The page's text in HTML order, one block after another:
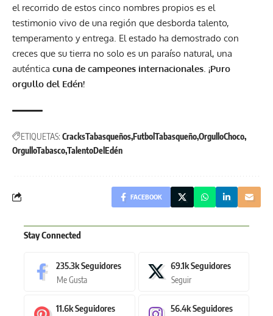
el recorrido de estos cinco nombres propios es el
testimonio vivo de una región que desborda talento,
temperamento y entrega. El estado ha demostrado con
creces que su tierra no solo es un paraíso natural, una
auténtica cuna de campeones internacionales ¡Puro
orgullo del Edén!
ETIQUETAS: CracksTabasqueñosFutbolTabasqueñoOrgulloChoco
OrgulloTabascoTalentoDelEdén
FACEBOOK
Stay Connected
235.3kSeguidores
Me Gusta
69.1kSeguidores
Seguir
11.6kSeguidores 56.4kSeguidores